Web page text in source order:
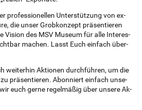
pro­fes­sio­nel­len Un­ter­stüt­zung von ex­
die unser Grob­kon­zept prä­sen­tie­ren
Vi­si­on des MSV Mu­se­um für alle In­ter­es­
ma­chen. Lasst Euch ein­fach über­
wei­ter­hin Ak­tio­nen durch­füh­ren, um die
prä­sen­tie­ren. Abon­niert ein­fach un­se­
euch gerne re­gel­mä­ßig über un­se­re Ak­